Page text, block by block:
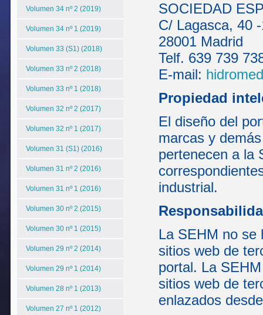
Volumen 34 nº 2 (2019)
Volumen 34 nº 1 (2019)
Volumen 33 (S1) (2018)
Volumen 33 nº 2 (2018)
Volumen 33 nº 1 (2018)
Volumen 32 nº 2 (2017)
Volumen 32 nº 1 (2017)
Volumen 31 (S1) (2016)
Volumen 31 nº 2 (2016)
Volumen 31 nº 1 (2016)
Volumen 30 nº 2 (2015)
Volumen 30 nº 1 (2015)
Volumen 29 nº 2 (2014)
Volumen 29 nº 1 (2014)
Volumen 28 nº 1 (2013)
Volumen 27 nº 1 (2012)
SOCIEDAD
C/ Lagasca, 40
28001 Madrid
Telf. 639 739
E-mail:
Propiedad
El diseño del
marcas y
pertenecen a la
industrial.
La SEHM no se
sitios web de
portal. La
sitios web de
enlazados